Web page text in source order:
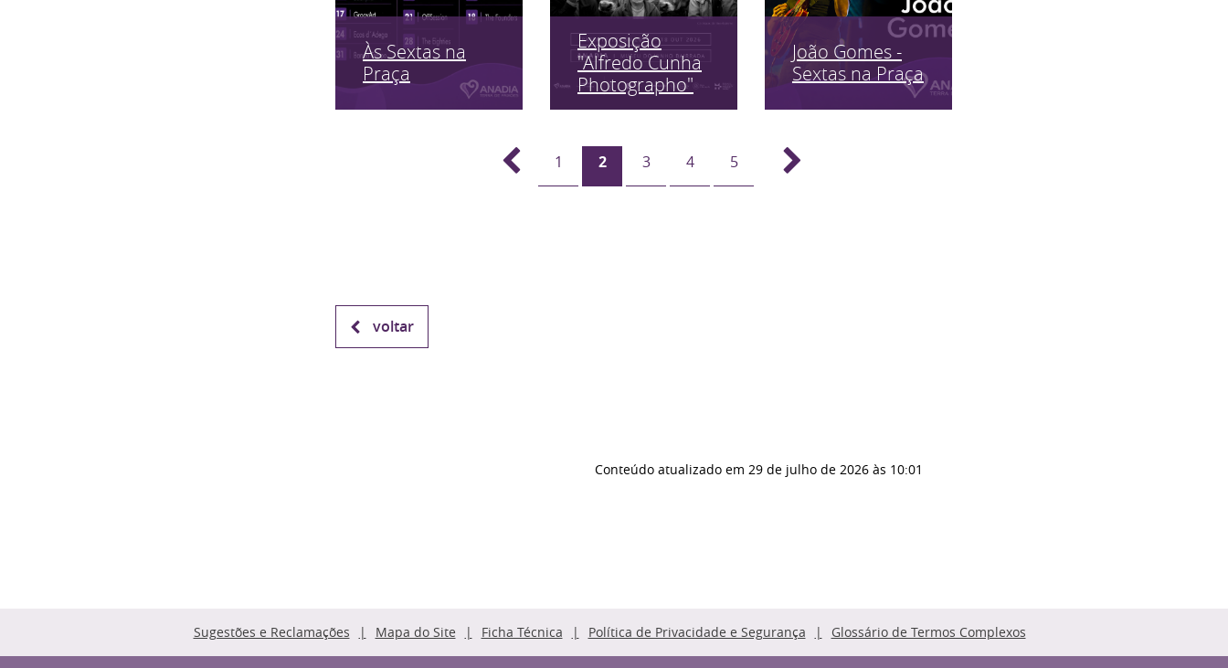
Às Sextas na
Praça
Exposição
"Alfredo Cunha
Photographo"
João Gomes -
Sextas na Praça
1 2 3 4 5
voltar
Conteúdo atualizado em 29 de julho de 2026 às 10:01
Sugestões e Reclamações Mapa do Site Ficha Técnica Política de Privacidade e Segurança Glossário de Termos Complexos